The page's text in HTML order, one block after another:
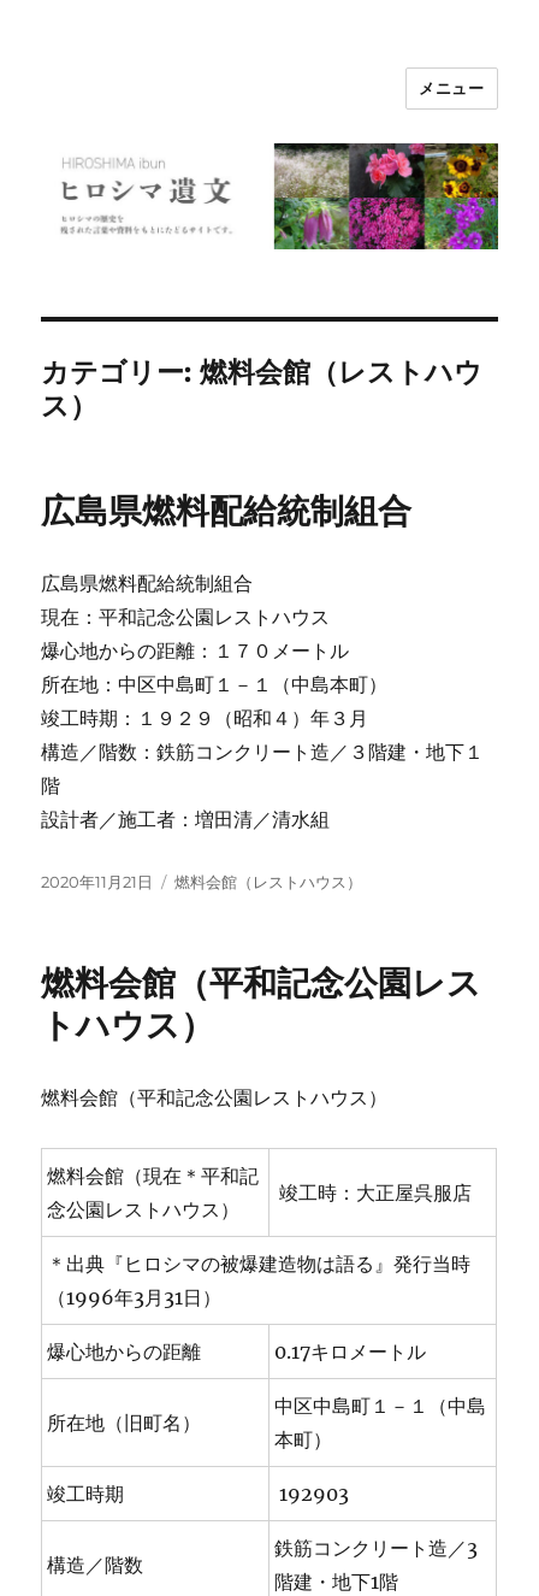
メニュー
カテゴリー:燃料会館（レストハウ
ス）
広島県燃料配給統制組合
広島県燃料配給統制組合
現在：平和記念公園レストハウス
爆心地からの距離：１７０メートル
所在地：中区中島町１－１（中島本町）
竣工時期：１９２９（昭和４）年３月
構造／階数：鉄筋コンクリート造／３階建・地下１
階
設計者／施工者：増田清／清水組
投
2020年11月21日
カ
ー
燃料会館（レストハウス）
燃料会館（平和記念公園レス
トハウス）
燃料会館（平和記念公園レストハウス）
燃料会館（現在＊平和記
念公園レストハウス）
竣工時：大正屋呉服店
＊出典『ヒロシマの被爆建造物は語る』発行当時
（1996年3月31日）
爆心地からの距離 0.17キロメートル
所在地（旧町名）
中区中島町１－１（中島
本町）
竣工時期 192903
構造／階数
鉄筋コンクリート造／3
階建・地下1階